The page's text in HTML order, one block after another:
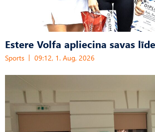
Estere Volfa apliecina savas
Sports 09:12, 1. Aug, 2026